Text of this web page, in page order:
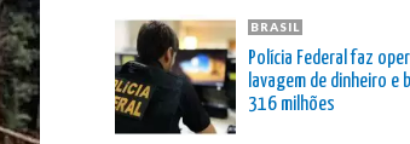
BRASIL
Polícia Federal faz
lavagem de dinheiro e
316 milhões